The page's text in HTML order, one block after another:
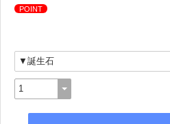
POINT